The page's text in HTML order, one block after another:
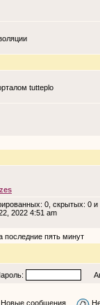
tutteplo
0, скрытых: 0
2022 4:51 am
последние пять минут
Новые сообщения